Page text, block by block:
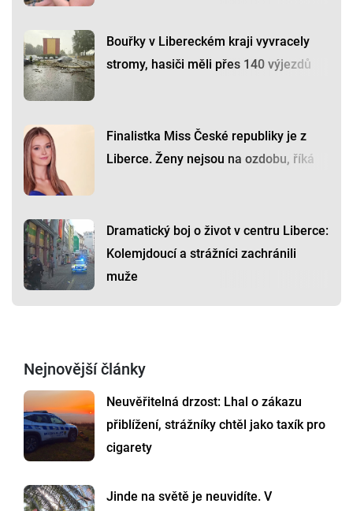
Bouřky v Libereckém kraji vyvracely
stromy, hasiči měli přes 140 výjezdů
Finalistka Miss České republiky je z
Liberce. Ženy nejsou na ozdobu, říká
Dramatický boj o život v centru Liberce:
Kolemjdoucí a strážníci zachránili
muže
Nejnovější články
Neuvěřitelná drzost: Lhal o zákazu
přiblížení, strážníky chtěl jako taxík pro
cigarety
Jinde na světě je neuvidíte. V